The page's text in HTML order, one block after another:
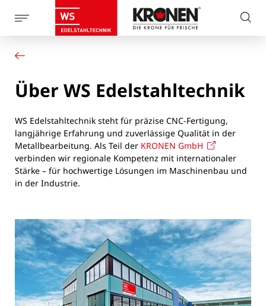
Seitennaviagtion
anzeigen
Leistungen
Jobs
Über WS Edelstahltechnik
WS Edelstahltechnik steht für präzise CNC-Fertigung,
langjährige Erfahrung und zuverlässige Qualität in der
Metallbearbeitung. Als Teil der KRONEN GmbH
verbinden wir regionale Kompetenz mit internationaler
Stärke – für hochwertige Lösungen im Maschinenbau und
in der Industrie.